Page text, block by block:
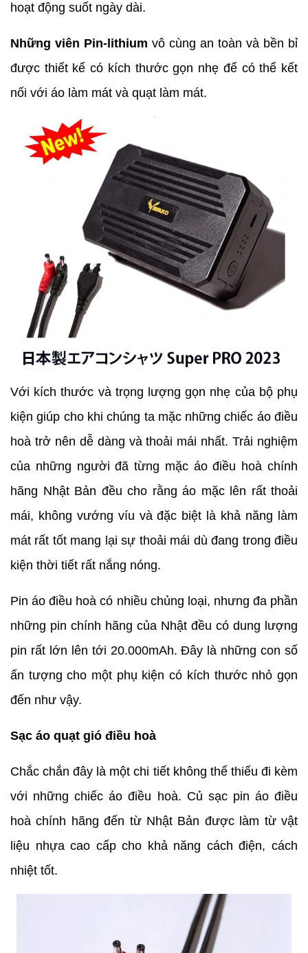
hoạt động suốt ngày dài.
Những viên Pin-lithium vô cùng an toàn và bền bỉ
được thiết kế có kích thước gọn nhẹ để có thể kết
nối với áo làm mát và quạt làm mát.
Với kích thước và trọng lượng gọn nhẹ của bộ phụ
kiện giúp cho khi chúng ta mặc những chiếc áo điều
hoà trở nên dễ dàng và thoải mái nhất. Trải nghiệm
của những người đã từng mặc áo điều hoà chính
hãng Nhật Bản đều cho rằng áo mặc lên rất thoải
mái, không vướng víu và đặc biệt là khả năng làm
mát rất tốt mang lại sự thoải mái dù đang trong điều
kiện thời tiết rất nắng nóng.
Pin áo điều hoà có nhiều chủng loại, nhưng đa phần
những pin chính hãng của Nhật đều có dung lượng
pin rất lớn lên tới 20.000mAh. Đây là những con số
ấn tượng cho một phụ kiện có kích thước nhỏ gọn
đến như vậy.
Sạc áo quạt gió điều hoà
Chắc chắn đây là một chi tiết không thể thiếu đi kèm
với những chiếc áo điều hoà. Củ sạc pin áo điều
hoà chính hãng đến từ Nhật Bản được làm từ vật
liệu nhựa cao cấp cho khả năng cách điện, cách
nhiệt tốt.